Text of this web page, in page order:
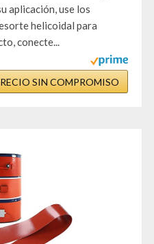
aplicación, use los
helicoidal para
conecte...
SIN COMPROMISO